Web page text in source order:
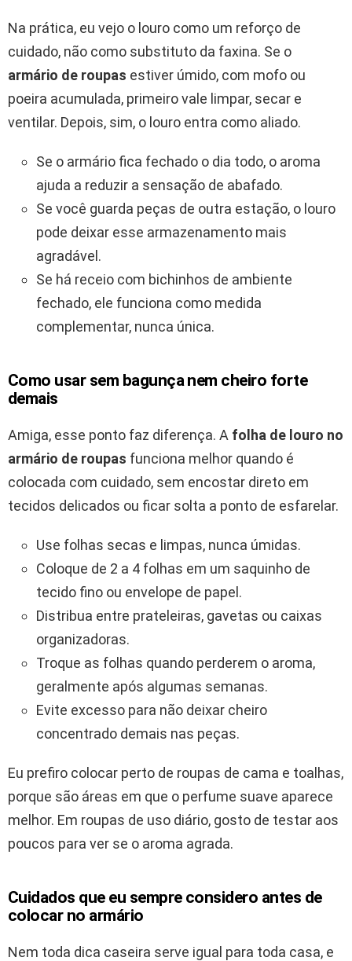
Na prática, eu vejo o louro como um reforço de
cuidado, não como substituto da faxina. Se o
armário de roupas estiver úmido, com mofo ou
poeira acumulada, primeiro vale limpar, secar e
ventilar. Depois, sim, o louro entra como aliado.
Se o armário fica fechado o dia todo, o aroma
ajuda a reduzir a sensação de abafado.
Se você guarda peças de outra estação, o louro
pode deixar esse armazenamento mais
agradável.
Se há receio com bichinhos de ambiente
fechado, ele funciona como medida
complementar, nunca única.
Como usar sem bagunça nem cheiro forte
demais
Amiga, esse ponto faz diferença. A folha de louro no
armário de roupas funciona melhor quando é
colocada com cuidado, sem encostar direto em
tecidos delicados ou ficar solta a ponto de esfarelar.
Use folhas secas e limpas, nunca úmidas.
Coloque de 2 a 4 folhas em um saquinho de
tecido fino ou envelope de papel.
Distribua entre prateleiras, gavetas ou caixas
organizadoras.
Troque as folhas quando perderem o aroma,
geralmente após algumas semanas.
Evite excesso para não deixar cheiro
concentrado demais nas peças.
Eu prefiro colocar perto de roupas de cama e toalhas,
porque são áreas em que o perfume suave aparece
melhor. Em roupas de uso diário, gosto de testar aos
poucos para ver se o aroma agrada.
Cuidados que eu sempre considero antes de
colocar no armário
Nem toda dica caseira serve igual para toda casa, e